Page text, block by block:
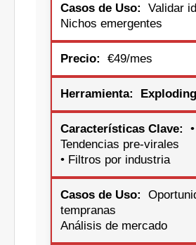
Validar
Nichos emergentes
€49/mes
•
Tendencias pre-virales
• Filtros por industria
tempranas
Análisis de mercado